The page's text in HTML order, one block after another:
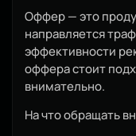
Оффер — это
направляется
эффективности
оффера стоит
внимательно.
На что обращать